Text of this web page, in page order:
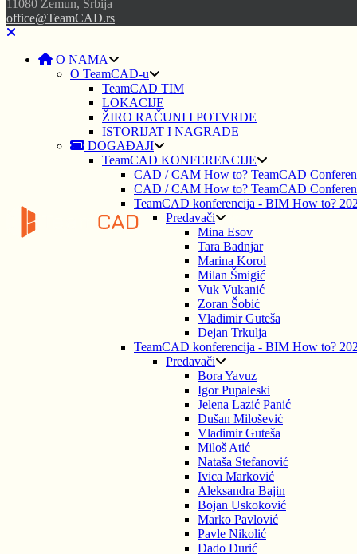
11080 Zemun, Srbija
office@TeamCAD.rs
O NAMA
O TeamCAD-u
TeamCAD TIM
LOKACIJE
ŽIRO RAČUNI I POTVRDE
ISTORIJAT I NAGRADE
DOGAĐAJI
TeamCAD KONFERENCIJE
CAD / CAM How to? TeamCAD
CAD / CAM How to? TeamCAD
TeamCAD konferencija - BIM How to?
Predavači
Mina Esov
Tara Badnjar
Marina Korol
Milan Šmigić
Vuk Vukanić
Zoran Šobić
Vladimir Guteša
Dejan Trkulja
TeamCAD konferencija - BIM How to?
Predavači
Bora Yavuz
Igor Pupaleski
Jelena Lazić Panić
Dušan Milošević
Vladimir Guteša
Miloš Atić
Nataša Stefanović
Ivica Marković
Aleksandra Bajin
Bojan Uskoković
Marko Pavlović
Pavle Nikolić
Dado Durić